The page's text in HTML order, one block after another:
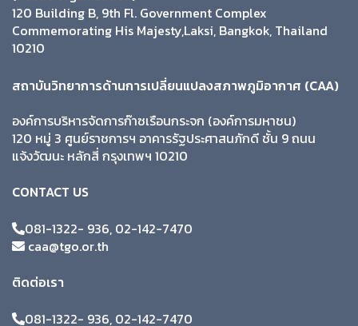
120 Building B, 9th Fl. Government Complex
Commemorating His Majesty,Laksi, Bangkok, Thailand
10210
สถาบันวิทยาการด้านการเปลี่ยนแปลงสภาพภูมิอากาศ (CAA)
องค์การบริหารจัดการก๊าซเรือนกระจก (องค์การมหาชน)
120 หมู่ 3 ศูนย์ราชการฯ อาคารรัฐประศาสนภักดี ชั้น 9 ถนน
แจ้งวัฒนะ หลักสี่ กรุงเทพฯ 10210
CONTACT US
081-1322- 936, 02-142-7470
caa@tgo.or.th
ติดต่อเรา
081-1322- 936, 02-142-7470